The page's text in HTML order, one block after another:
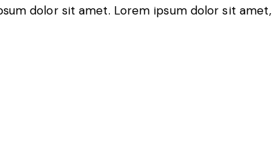
dolor sit amet. Lorem ipsum dolor sit amet,